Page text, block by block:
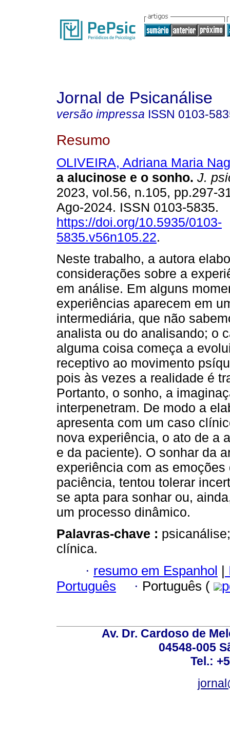
Jornal de Psicanálise
versão impressa ISSN 0103-
Resumo
OLIVEIRA, Adriana Maria
a alucinose e o sonho. J.
2023, vol.56, n.105, pp.297-
Ago-2024. ISSN 0103-5835.
https://doi.org/10.5935/0103-
5835.v56n105.22.
Neste trabalho, a autora
considerações sobre a
em análise. Em alguns
experiências aparecem em
intermediária, que não
analista ou do analisando; o
alguma coisa começa a
receptivo ao movimento
pois às vezes a realidade é
Portanto, o sonho, a
interpenetram. De modo a
apresenta com um caso
nova experiência, o ato de a
e da paciente). O sonhar da
experiência com as
paciência, tentou tolerar
se apta para sonhar ou,
um processo dinâmico.
Palavras-chave :
clínica.
· resumo em Espanhol |
Português
· Português (
Av. Dr. Cardoso de
04548-005
Tel.: